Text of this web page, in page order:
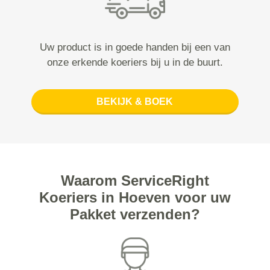
Uw product is in goede handen bij een van
onze erkende koeriers bij u in de buurt.
BEKIJK & BOEK
Waarom ServiceRight
Koeriers in Hoeven voor uw
Pakket verzenden?